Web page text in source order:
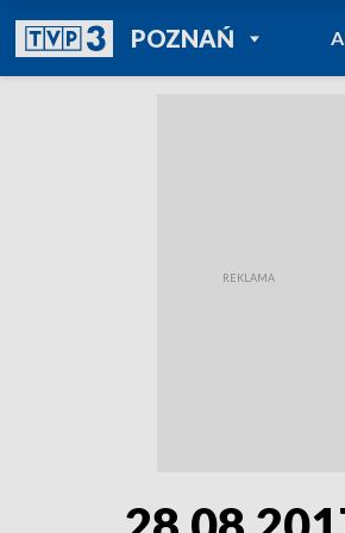
POZNAŃPOWRÓT DO
TVP REGIONY